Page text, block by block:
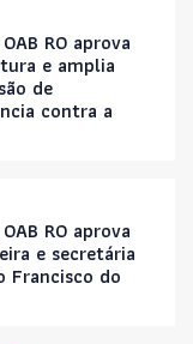
RO aprova
e amplia
de
contra a
RO aprova
e secretária
Francisco do